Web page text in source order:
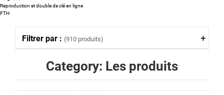
Reproduction et double de clé en ligne
FTH
Category: Les produits
Filtrer par : (910 produits)